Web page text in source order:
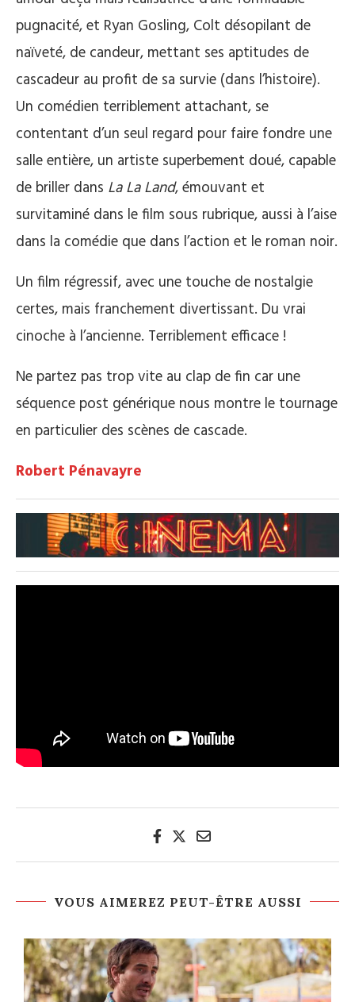
pugnacité, et Ryan Gosling, Colt désopilant de
naïveté, de candeur, mettant ses aptitudes de
cascadeur au profit de sa survie (dans l’histoire).
Un comédien terriblement attachant, se
contentant d’un seul regard pour faire fondre une
salle entière, un artiste superbement doué, capable
de briller dans La La Land, émouvant et
survitaminé dans le film sous rubrique, aussi à l’aise
dans la comédie que dans l’action et le roman noir.
Un film régressif, avec une touche de nostalgie
certes, mais franchement divertissant. Du vrai
cinoche à l’ancienne. Terriblement efficace !
Ne partez pas trop vite au clap de fin car une
séquence post générique nous montre le tournage
en particulier des scènes de cascade.
Robert Pénavayre
VOUS AIMEREZ PEUT-ÊTRE AUSSI